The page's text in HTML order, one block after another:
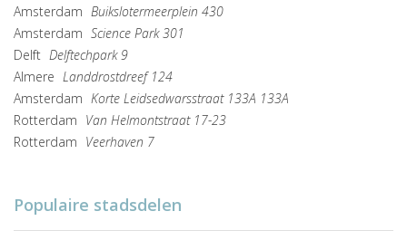
Amsterdam Buikslotermeerplein 430
Amsterdam Science Park 301
Delft Delftechpark 9
Almere Landdrostdreef 124
Amsterdam Korte Leidsedwarsstraat 133A 133A
Rotterdam Van Helmontstraat 17-23
Rotterdam Veerhaven 7
Populaire stadsdelen